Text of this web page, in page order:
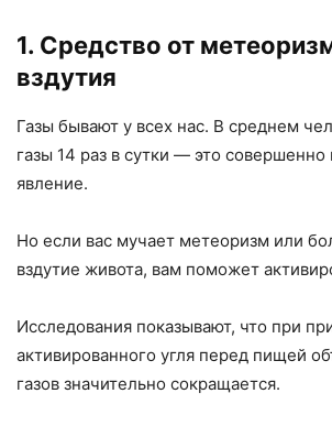
1. Средство от
вздутия
Газы бывают у всех нас. В среднем
газы 14 раз в сутки — это
явление.
Но если вас мучает метеоризм или
вздутие живота, вам поможет
Исследования показывают, что при
активированного угля перед пищей
газов значительно сокращается.